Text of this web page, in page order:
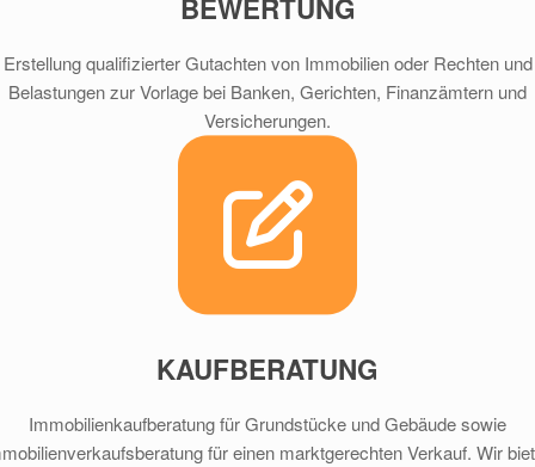
BEWERTUNG
Erstellung qualifizierter Gutachten von Immobilien oder Rechten und
Belastungen zur Vorlage bei Banken, Gerichten, Finanzämtern und
Versicherungen.
KAUFBERATUNG
Immobilienkaufberatung für Grundstücke und Gebäude sowie
für einen marktgerechten Verkauf. Wir